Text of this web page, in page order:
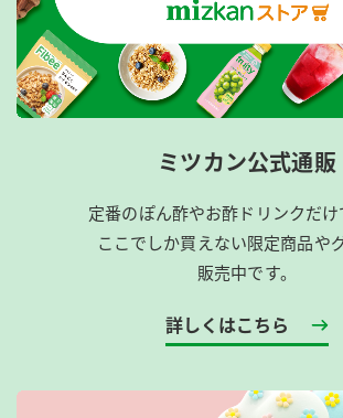
ミツカン公式通販
定番のぽん酢やお酢ドリンクだけ
ここでしか買えない限定商品や
販売中です。
詳しくはこちら